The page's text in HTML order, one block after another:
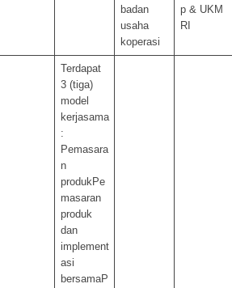
badan
usaha
koperasi
p & UKM
RI
Terdapat
3 (tiga)
model
kerjasama
:
Pemasara
n
produkPe
masaran
produk
dan
implement
asi
bersamaP